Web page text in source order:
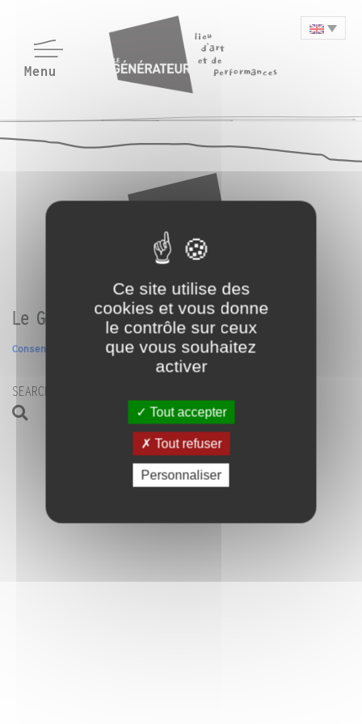
Le Générateur
Consentement
SEARCH
Ce site utilise des
cookies et vous donne
le contrôle sur ceux
que vous souhaitez
activer
Tout accepter
Tout refuser
Personnaliser